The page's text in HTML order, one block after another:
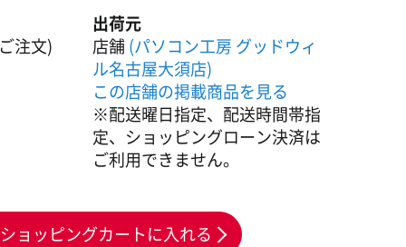
注文)
出荷元
店舗(パソコン工房 グッドウィ
ル名古屋大須店)
この店舗の掲載商品を見る
※配送曜日指定、配送時間帯指
定、ショッピングローン決済は
ご利用できません。
ショッピングカートに入れる